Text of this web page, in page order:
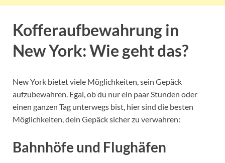
Kofferaufbewahrung in
New York: Wie geht das?
New York bietet viele Möglichkeiten, sein Gepäck
aufzubewahren. Egal, ob du nur ein paar Stunden oder
einen ganzen Tag unterwegs bist, hier sind die besten
Möglichkeiten, dein Gepäck sicher zu verwahren:
Bahnhöfe und Flughäfen